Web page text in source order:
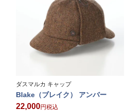
ダスマルカ キャップ
Blake（ブレイク） アンバー
22,000 税込